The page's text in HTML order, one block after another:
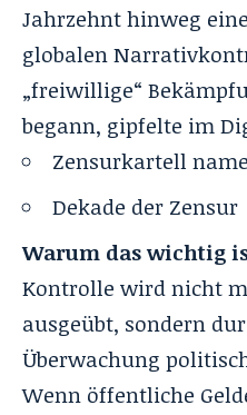
Jahrzehnt hinweg
globalen
„freiwillige“
begann, gipfelte im
Zensurkartell
Dekade der Zensur
Warum das wichtig
Kontrolle wird nicht
ausgeübt, sondern
Überwachung
Wenn öffentliche